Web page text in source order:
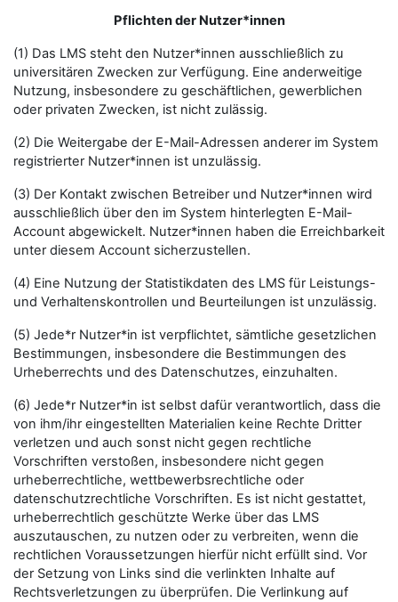
Pflichten der Nutzer*innen
(1) Das LMS steht den Nutzer*innen ausschließlich zu
universitären Zwecken zur Verfügung. Eine anderweitige
Nutzung, insbesondere zu geschäftlichen, gewerblichen
oder privaten Zwecken, ist nicht zulässig.
(2) Die Weitergabe der E-Mail-Adressen anderer im System
registrierter Nutzer*innen ist unzulässig.
(3) Der Kontakt zwischen Betreiber und Nutzer*innen wird
ausschließlich über den im System hinterlegten E-Mail-
Account abgewickelt. Nutzer*innen haben die Erreichbarkeit
unter diesem Account sicherzustellen.
(4) Eine Nutzung der Statistikdaten des LMS für Leistungs-
und Verhaltenskontrollen und Beurteilungen ist unzulässig.
(5) Jede*r Nutzer*in ist verpflichtet, sämtliche gesetzlichen
Bestimmungen, insbesondere die Bestimmungen des
Urheberrechts und des Datenschutzes, einzuhalten.
(6) Jede*r Nutzer*in ist selbst dafür verantwortlich, dass die
von ihm/ihr eingestellten Materialien keine Rechte Dritter
verletzen und auch sonst nicht gegen rechtliche
Vorschriften verstoßen, insbesondere nicht gegen
urheberrechtliche, wettbewerbsrechtliche oder
datenschutzrechtliche Vorschriften. Es ist nicht gestattet,
urheberrechtlich geschützte Werke über das LMS
auszutauschen, zu nutzen oder zu verbreiten, wenn die
rechtlichen Voraussetzungen hierfür nicht erfüllt sind. Vor
der Setzung von Links sind die verlinkten Inhalte auf
Rechtsverletzungen zu überprüfen. Die Verlinkung auf